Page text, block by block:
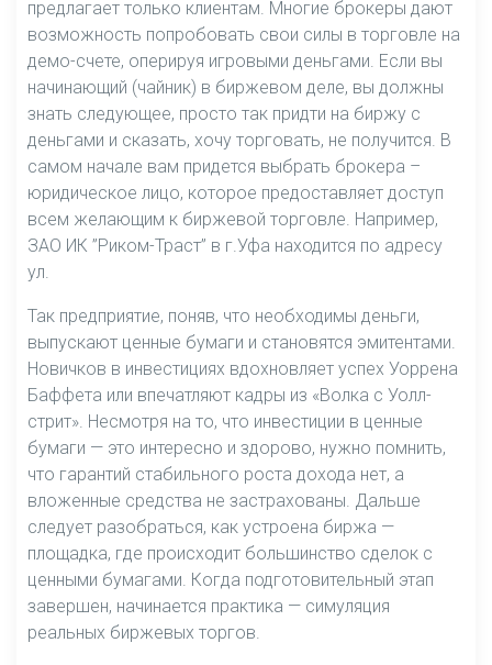
предлагает только клиентам. Многие брокеры дают
возможность попробовать свои силы в торговле на
демо-счете, оперируя игровыми деньгами. Если вы
начинающий (чайник) в биржевом деле, вы должны
знать следующее, просто так придти на биржу с
деньгами и сказать, хочу торговать, не получится. В
самом начале вам придется выбрать брокера –
юридическое лицо, которое предоставляет доступ
всем желающим к биржевой торговле. Например,
ЗАО ИК ”Риком-Траст” в г.Уфа находится по адресу
ул.
Так предприятие, поняв, что необходимы деньги,
выпускают ценные бумаги и становятся эмитентами.
Новичков в инвестициях вдохновляет успех Уоррена
Баффета или впечатляют кадры из «Волка с Уолл-
стрит». Несмотря на то, что инвестиции в ценные
бумаги — это интересно и здорово, нужно помнить,
что гарантий стабильного роста дохода нет, а
вложенные средства не застрахованы. Дальше
следует разобраться, как устроена биржа —
площадка, где происходит большинство сделок с
ценными бумагами. Когда подготовительный этап
завершен, начинается практика — симуляция
реальных биржевых торгов.